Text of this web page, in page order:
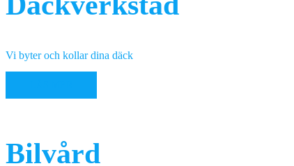
Vi byter och kollar dina däck
Bilvård